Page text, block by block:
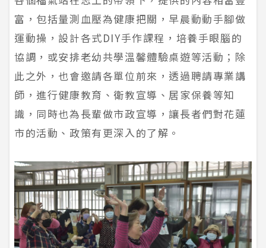
富，包括量測血壓為健康把關，早晨動動手腳做
運動操，設計各式DIY手作課程，培養手眼腦的
協調，或安排老幼共學溫馨體驗桌遊等活動；除
此之外，也會邀請各單位前來，透過聘請專業講
師，進行健康教育、衛教宣導、居家保養等知
識，同時也為長輩做市政宣導，讓長者們對花蓮
市的活動、政策有更深入的了解。